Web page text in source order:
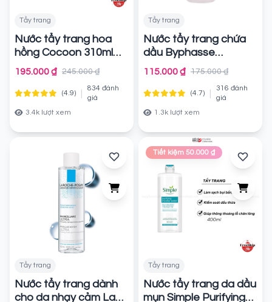
Tẩy trang
Nước tẩy trang hoa
hồng Cocoon 310ml
Chính hãng
195.000 ₫ 245.000 ₫
(4.9)
834 đánh
giá
3.4k lượt xem
Tẩy trang
Nước tẩy trang chứa
dầu Byphasse
Waterproof Micellar
Total Clean Skin
Chính hãng
115.000 ₫ 175.000 ₫
(4.7)
316 đánh
giá
1.3k lượt xem
Tẩy trang
Nước tẩy trang dành
cho da nhạy cảm La
Tiết kiệm 50.000 ₫
Tẩy trang
Nước tẩy trang da dầu
mụn Simple Purifying